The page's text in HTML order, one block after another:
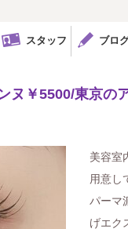
スタッフ ブロ
ヌ￥5500/東京の
美容室
用意し
パーマ
げエク